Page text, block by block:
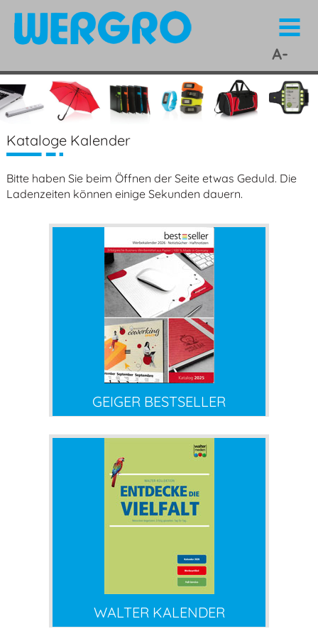
A-
Z
Kataloge Kalender
Bitte haben Sie beim Öffnen der Seite etwas Geduld. Die
Ladenzeiten können einige Sekunden dauern.
GEIGER BESTSELLER
WALTER KALENDER